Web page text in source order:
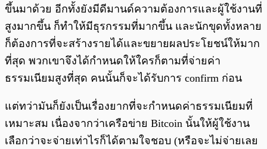
ขึ้นมาด้วย อีกทั้งยังมีดีมานด์ความต้องการและผู้ใช้งานที่
สูงมากขึ้น ก็ทำให้มีธุรกรรมที่มากขึ้น และนักขุดทั้งหลาย
ก็ต้องการที่จะสร้างรายได้และขยายผลประโยชน์ให้มาก
ที่สุด พวกเขาจึงได้กำหนดให้ใครก็ตามที่จ่ายค่า
ธรรมเนียมสูงที่สุด คนนั้นก็จะได้รับการ confirm ก่อน
แต่ทว่ามันก็ยังเป็นเรื่องยากที่จะกำหนดค่าธรรมเนียมที่
เหมาะสม เนื่องจากว่าเครือข่าย Bitcoin นั้นให้ผู้ใช้งาน
เลือกว่าจะจ่ายเท่าไรก็ได้ตามใจชอบ (หรือจะไม่จ่ายเลย